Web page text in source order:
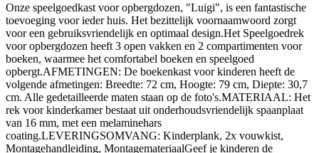
Onze speelgoedkast voor opbergdozen, "Luigi", is een fantastische
toevoeging voor ieder huis. Het bezittelijk voornaamwoord zorgt
voor een gebruiksvriendelijk en optimaal design.Het Speelgoedrek
voor opbergdozen heeft 3 open vakken en 2 compartimenten voor
boeken, waarmee het comfortabel boeken en speelgoed
opbergt.AFMETINGEN: De boekenkast voor kinderen heeft de
volgende afmetingen: Breedte: 72 cm, Hoogte: 79 cm, Diepte: 30,7
cm. Alle gedetailleerde maten staan op de foto's.MATERIAAL: Het
rek voor kinderkamer bestaat uit onderhoudsvriendelijk spaanplaat
van 16 mm, met een melaminehars
coating.LEVERINGSOMVANG: Kinderplank, 2x vouwkist,
Montagehandleiding, MontagemateriaalGeef je kinderen de